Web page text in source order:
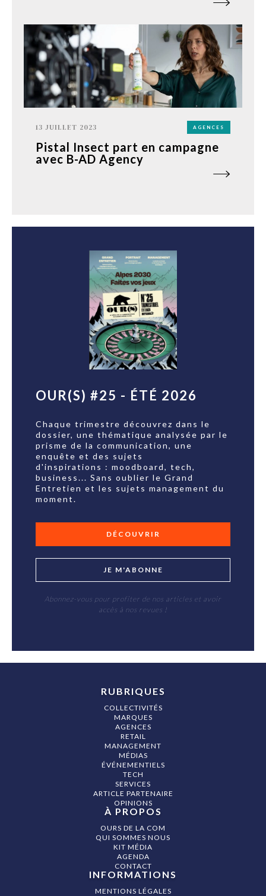
13 JUILLET 2023 AGENCES
Pistal Insect part en campagne
avec B-AD Agency
OUR(S) #25 - ÉTÉ 2026
Chaque trimestre découvrez dans le
dossier, une thématique analysée par le
prisme de la communication, une
enquête et des sujets
d'inspirations : moodboard, tech,
business... Sans oublier le Grand
Entretien et les sujets management du
moment.
DÉCOUVRIR
JE M'ABONNE
Abonnez-vous pour profiter de nos articles et avoir
accès à nos revues !
RUBRIQUES
COLLECTIVITÉS
MARQUES
AGENCES
RETAIL
MANAGEMENT
MÉDIAS
ÉVÉNEMENTIELS
TECH
SERVICES
ARTICLE PARTENAIRE
OPINIONS
À PROPOS
OURS DE LA COM
QUI SOMMES NOUS
KIT MÉDIA
AGENDA
CONTACT
INFORMATIONS
MENTIONS LÉGALES